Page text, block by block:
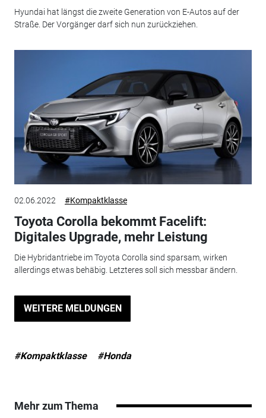
Hyundai hat längst die zweite Generation von E-Autos auf der
Straße. Der Vorgänger darf sich nun zurückziehen.
02.06.2022 #Kompaktklasse
Toyota Corolla bekommt Facelift:
Digitales Upgrade, mehr Leistung
Die Hybridantriebe im Toyota Corolla sind sparsam, wirken
allerdings etwas behäbig. Letzteres soll sich messbar ändern.
WEITERE MELDUNGEN
#Kompaktklasse #Honda
Mehr zum Thema